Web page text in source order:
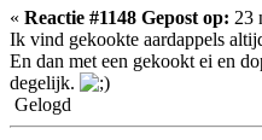
« Reactie #1148 Gepost op: 23
Ik vind gekookte aardappels
En dan met een gekookt ei en
degelijk.
Gelogd